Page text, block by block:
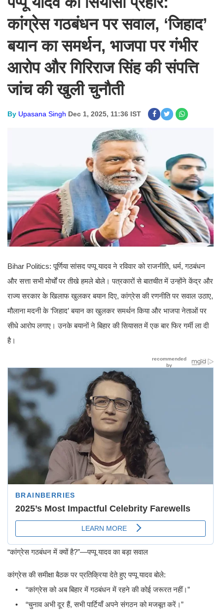
कांग्रेस गठबंधन पर सवाल, ‘जिहाद’
बयान का समर्थन, भाजपा पर गंभीर
आरोप और गिरिराज सिंह की संपत्ति
जांच की खुली चुनौती
By Upasana Singh Dec 1, 2025, 11:36 IST
Bihar Politics: पूर्णिया सांसद पप्पू यादव ने रविवार को राजनीति, धर्म, गठबंधन
और सत्ता सभी मोर्चों पर तीखे हमले बोले। पत्रकारों से बातचीत में उन्होंने केंद्र और
राज्य सरकार के खिलाफ खुलकर बयान दिए, कांग्रेस की रणनीति पर सवाल उठाए,
मौलाना मदनी के ‘जिहाद’ बयान का खुलकर समर्थन किया और भाजपा नेताओं पर
सीधे आरोप लगाए। उनके बयानों ने बिहार की सियासत में एक बार फिर गर्मी ला दी
है।
“कांग्रेस गठबंधन में क्यों है?”—पप्पू यादव का बड़ा सवाल
कांग्रेस की समीक्षा बैठक पर प्रतिक्रिया देते हुए पप्पू यादव बोले:
• “कांग्रेस को अब बिहार में गठबंधन में रहने की कोई जरूरत नहीं।”
• “चुनाव अभी दूर हैं, सभी पार्टियाँ अपने संगठन को मजबूत करें।”